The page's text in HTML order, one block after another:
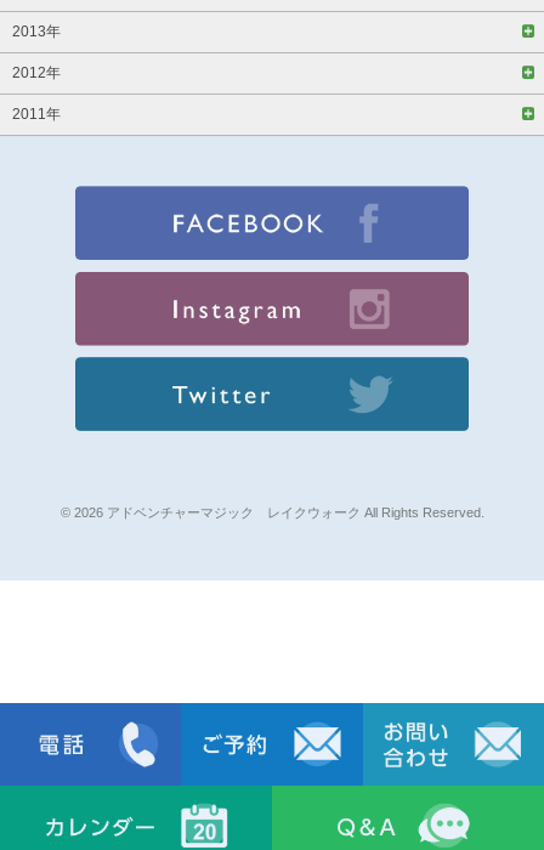
2013年
2012年
2011年
© 2026 アドベンチャーマジック レイクウォーク All Rights Reserved.